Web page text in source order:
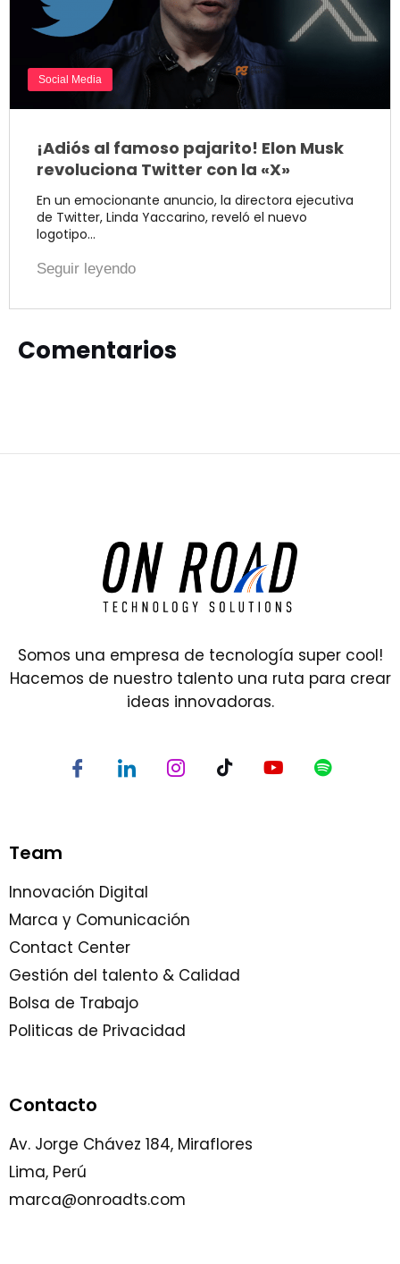
Social Media
¡Adiós al famoso pajarito! Elon Musk
revoluciona Twitter con la «X»
En un emocionante anuncio, la directora ejecutiva
de Twitter, Linda Yaccarino, reveló el nuevo
logotipo…
Seguir leyendo
Comentarios
Somos una empresa de tecnología super cool!
Hacemos de nuestro talento una ruta para crear
ideas innovadoras.
Team
Innovación Digital
Marca y Comunicación
Contact Center
Gestión del talento & Calidad
Bolsa de Trabajo
Politicas de Privacidad
Contacto
Av. Jorge Chávez 184, Miraflores
Lima, Perú
marca@onroadts.com